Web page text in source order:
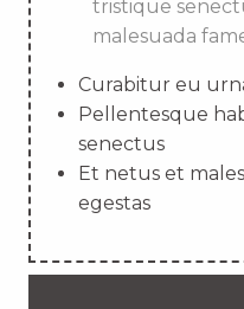
tristique
malesuada
Curabitur eu
Pellentesque
senectus
Et netus et
egestas